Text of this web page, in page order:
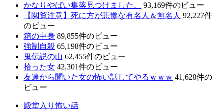
かなりやばい集落見つけました。
93,169件のビュー
【閲覧注意】死に方が悲惨な有名人＆無名人 92,227件
のビュー
箱の中身 89,855件のビュー
強制自殺 65,198件のビュー
鬼伝説の山 62,455件のビュー
拾った女 42,301件のビュー
友達から聞いた女の怖い話してやるｗｗｗ 41,628件の
ビュー
殿堂入り怖い話